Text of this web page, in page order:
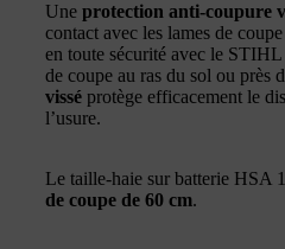
Une protection anti-coupure
contact avec les lames de
en toute sécurité avec le
de coupe au ras du sol ou près
vissé protège efficacement le
l’usure.
Le taille-haie sur batterie HSA
de coupe de 60 cm.